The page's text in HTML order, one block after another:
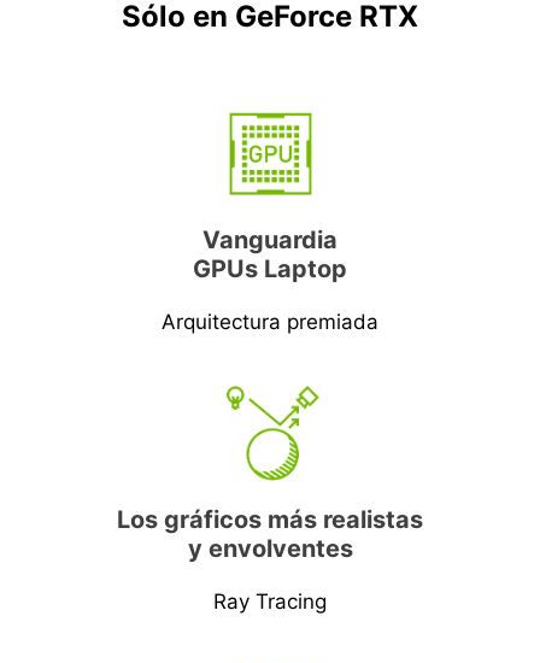
Sólo en GeForce RTX
Vanguardia
GPUs Laptop
Arquitectura premiada
Los gráficos más realistas
y envolventes
Ray Tracing